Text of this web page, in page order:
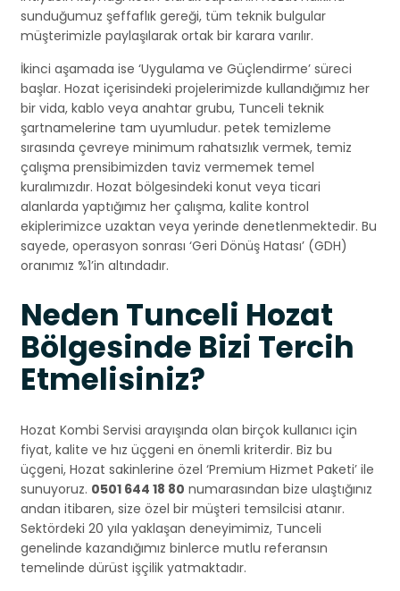
sunduğumuz şeffaflık gereği, tüm teknik bulgular
müşterimizle paylaşılarak ortak bir karara varılır.
İkinci aşamada ise ‘Uygulama ve Güçlendirme’ süreci
başlar. Hozat içerisindeki projelerimizde kullandığımız her
bir vida, kablo veya anahtar grubu, Tunceli teknik
şartnamelerine tam uyumludur. petek temizleme
sırasında çevreye minimum rahatsızlık vermek, temiz
çalışma prensibimizden taviz vermemek temel
kuralımızdır. Hozat bölgesindeki konut veya ticari
alanlarda yaptığımız her çalışma, kalite kontrol
ekiplerimizce uzaktan veya yerinde denetlenmektedir. Bu
sayede, operasyon sonrası ‘Geri Dönüş Hatası’ (GDH)
oranımız %1’in altındadır.
Neden Tunceli Hozat
Bölgesinde Bizi Tercih
Etmelisiniz?
Hozat Kombi Servisi arayışında olan birçok kullanıcı için
fiyat, kalite ve hız üçgeni en önemli kriterdir. Biz bu
üçgeni, Hozat sakinlerine özel ‘Premium Hizmet Paketi’ ile
sunuyoruz. 0501 644 18 80 numarasından bize ulaştığınız
andan itibaren, size özel bir müşteri temsilcisi atanır.
Sektördeki 20 yıla yaklaşan deneyimimiz, Tunceli
genelinde kazandığımız binlerce mutlu referansın
temelinde dürüst işçilik yatmaktadır.